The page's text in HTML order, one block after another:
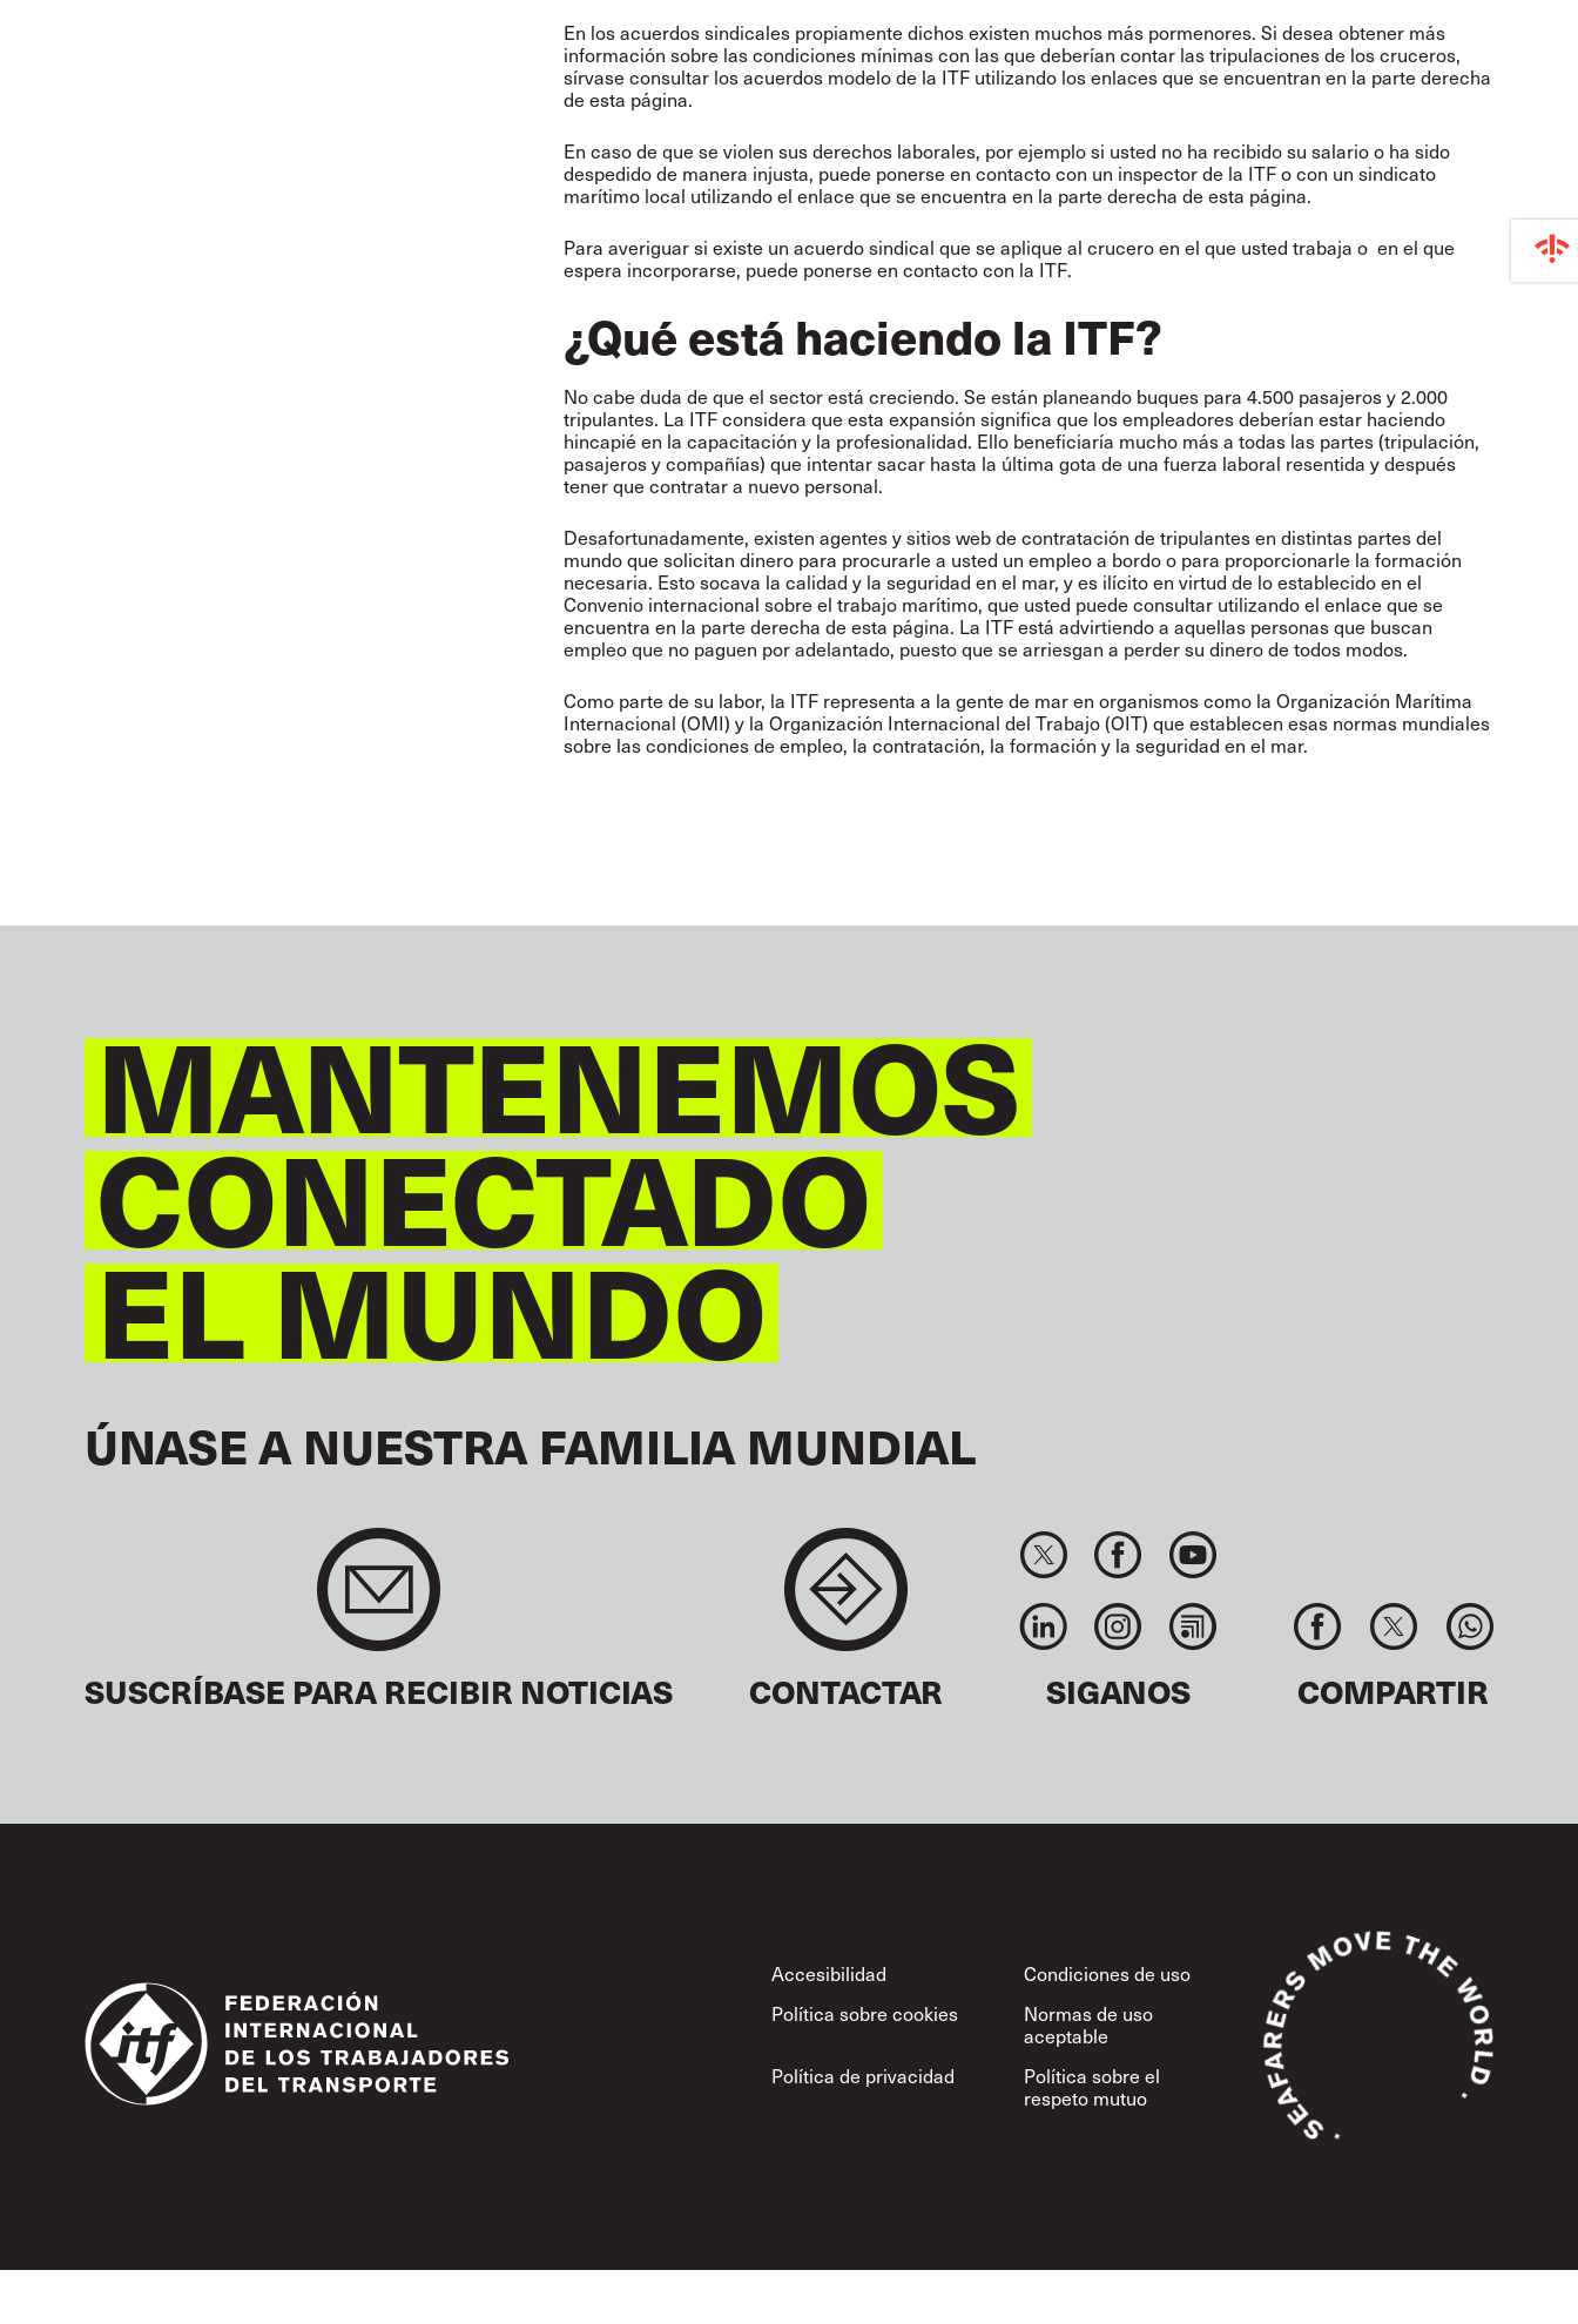
En los acuerdos sindicales propiamente dichos existen muchos más pormenores. Si desea obtener más
información sobre las condiciones mínimas con las que deberían contar las tripulaciones de los cruceros,
sírvase consultar los acuerdos modelo de la ITF utilizando los enlaces que se encuentran en la parte derecha
de esta página.
En caso de que se violen sus derechos laborales, por ejemplo si usted no ha recibido su salario o ha sido
despedido de manera injusta, puede ponerse en contacto con un inspector de la ITF o con un sindicato
marítimo local utilizando el enlace que se encuentra en la parte derecha de esta página.
Para averiguar si existe un acuerdo sindical que se aplique al crucero en el que usted trabaja o en el que
espera incorporarse, puede ponerse en contacto con la ITF.
¿Qué está haciendo la ITF?
No cabe duda de que el sector está creciendo. Se están planeando buques para 4.500 pasajeros y 2.000
tripulantes. La ITF considera que esta expansión significa que los empleadores deberían estar haciendo
hincapié en la capacitación y la profesionalidad. Ello beneficiaría mucho más a todas las partes (tripulación,
pasajeros y compañías) que intentar sacar hasta la última gota de una fuerza laboral resentida y después
tener que contratar a nuevo personal.
Desafortunadamente, existen agentes y sitios web de contratación de tripulantes en distintas partes del
mundo que solicitan dinero para procurarle a usted un empleo a bordo o para proporcionarle la formación
necesaria. Esto socava la calidad y la seguridad en el mar, y es ilícito en virtud de lo establecido en el
Convenio internacional sobre el trabajo marítimo, que usted puede consultar utilizando el enlace que se
encuentra en la parte derecha de esta página. La ITF está advirtiendo a aquellas personas que buscan
empleo que no paguen por adelantado, puesto que se arriesgan a perder su dinero de todos modos.
Como parte de su labor, la ITF representa a la gente de mar en organismos como la Organización Marítima
Internacional (OMI) y la Organización Internacional del Trabajo (OIT) que establecen esas normas mundiales
sobre las condiciones de empleo, la contratación, la formación y la seguridad en el mar.
MANTENEMOS
CONECTADO
EL MUNDO
ÚNASE A NUESTRA FAMILIA MUNDIAL
SUSCRÍBASE PARA RECIBIR NOTICIAS CONTACTAR SIGANOS COMPARTIR
Footer
Accesibilidad
Condiciones de uso
Política sobre cookies
Normas de uso
aceptable
Política de privacidad
Política sobre el
respeto mutuo